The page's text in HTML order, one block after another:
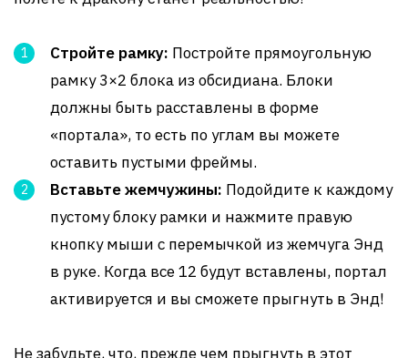
Стройте рамку: Постройте прямоугольную
рамку 3×2 блока из обсидиана. Блоки
должны быть расставлены в форме
«портала», то есть по углам вы можете
оставить пустыми фреймы.
Вставьте жемчужины: Подойдите к каждому
пустому блоку рамки и нажмите правую
кнопку мыши с перемычкой из жемчуга Энд
в руке. Когда все 12 будут вставлены, портал
активируется и вы сможете прыгнуть в Энд!
Не забудьте, что, прежде чем прыгнуть в этот